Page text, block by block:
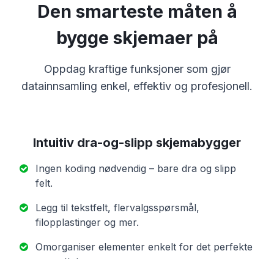
Den smarteste måten å
bygge skjemaer på
Oppdag kraftige funksjoner som gjør
datainnsamling enkel, effektiv og profesjonell.
Intuitiv dra-og-slipp skjemabygger
Ingen koding nødvendig – bare dra og slipp
felt.
Legg til tekstfelt, flervalgsspørsmål,
filopplastinger og mer.
Omorganiser elementer enkelt for det perfekte